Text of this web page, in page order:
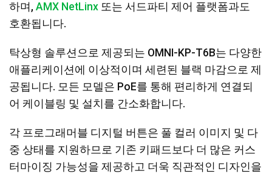
하며, AMX NetLinx 또는 서드파티 제어 플랫폼과도
호환됩니다.
탁상형 솔루션으로 제공되는 OMNI-KP-T6B는 다양한
애플리케이션에 이상적이며 세련된 블랙 마감으로 제
공됩니다. 모든 모델은 PoE를 통해 편리하게 연결되
어 케이블링 및 설치를 간소화합니다.
각 프로그래머블 디지털 버튼은 풀 컬러 이미지 및 다
중 상태를 지원하므로 기존 키패드보다 더 많은 커스
터마이징 가능성을 제공하고 더욱 직관적인 디자인을